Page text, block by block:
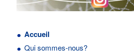
Accueil
Qui sommes-nous?